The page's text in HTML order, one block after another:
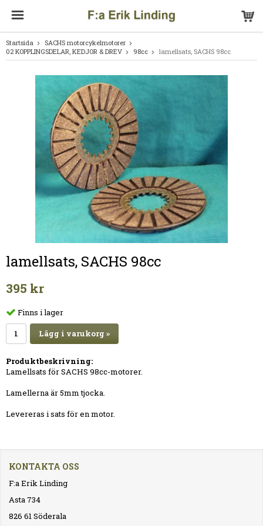
Startsida
SACHS motorcykelmotorer
02 KOPPLINGSDELAR, KEDJOR & DREV
98cc lamellsats, SACHS 98cc
lamellsats, SACHS 98cc
395 kr
Finns i lager
Lägg i varukorg »
Produktbeskrivning:
Lamellsats för SACHS 98cc-motorer.
Lamellerna är 5mm tjocka.
Levereras i sats för en motor.
KONTAKTA OSS
F:a Erik Linding
Asta 734
826 61 Söderala